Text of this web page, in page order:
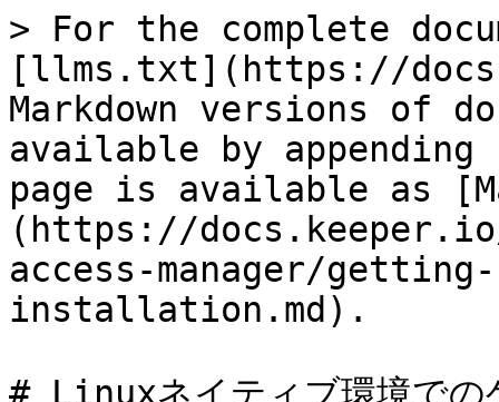
> For the complete
[llms.txt](https://
Markdown versions of
available by
page is available as
(https://
access-manager/
installation.md).
# Linuxネイティブ環境での